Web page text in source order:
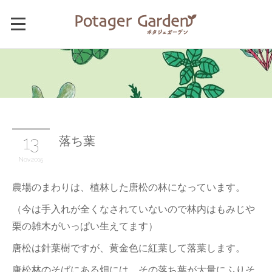
13
Nov 2015
落ち葉
農場のまわりは、植林した唐松の林になっています。
（今は手入れが全くなされていないので林内はもみじや
栗の雑木がいっぱい生えてます）
唐松は針葉樹ですが、黄金色に紅葉して落葉します。